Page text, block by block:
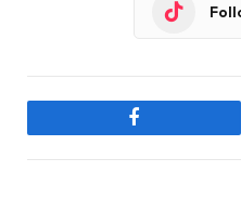
Facebook